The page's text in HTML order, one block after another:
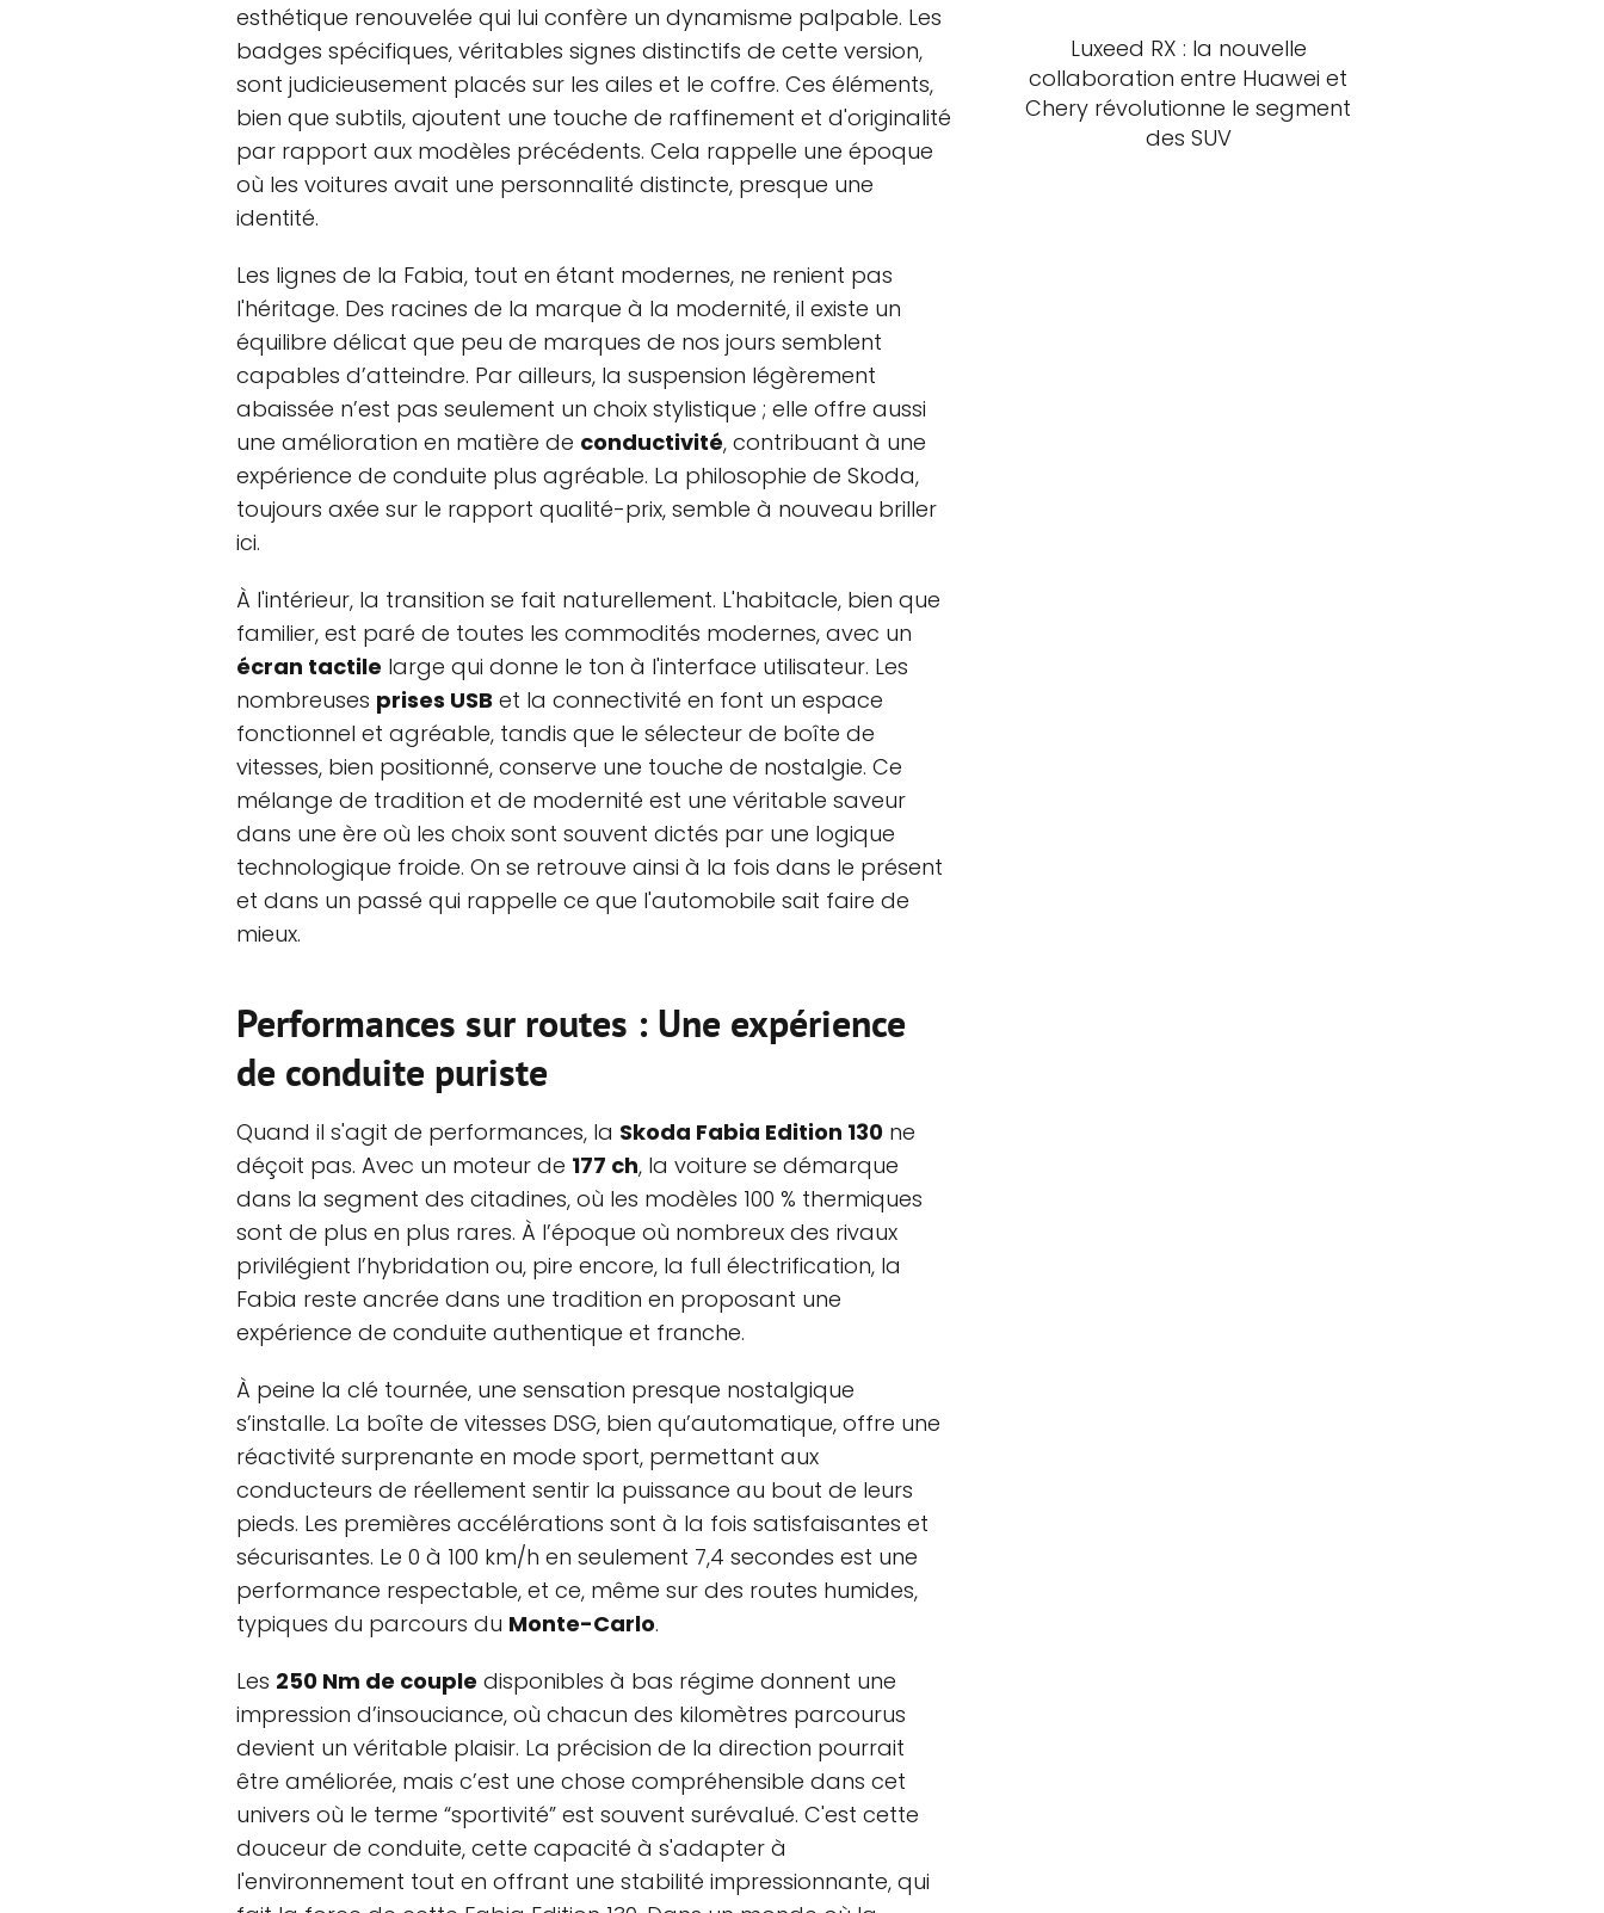
esthétique renouvelée qui lui confère un dynamisme palpable. Les
badges spécifiques, véritables signes distinctifs de cette version,
sont judicieusement placés sur les ailes et le coffre. Ces éléments,
bien que subtils, ajoutent une touche de raffinement et d'originalité
par rapport aux modèles précédents. Cela rappelle une époque
où les voitures avait une personnalité distincte, presque une
identité.
Les lignes de la Fabia, tout en étant modernes, ne renient pas
l'héritage. Des racines de la marque à la modernité, il existe un
équilibre délicat que peu de marques de nos jours semblent
capables d’atteindre. Par ailleurs, la suspension légèrement
abaissée n’est pas seulement un choix stylistique ; elle offre aussi
une amélioration en matière de conductivité, contribuant à une
expérience de conduite plus agréable. La philosophie de Skoda,
toujours axée sur le rapport qualité-prix, semble à nouveau briller
ici.
À l'intérieur, la transition se fait naturellement. L'habitacle, bien que
familier, est paré de toutes les commodités modernes, avec un
écran tactile large qui donne le ton à l'interface utilisateur. Les
nombreuses prises USB et la connectivité en font un espace
fonctionnel et agréable, tandis que le sélecteur de boîte de
vitesses, bien positionné, conserve une touche de nostalgie. Ce
mélange de tradition et de modernité est une véritable saveur
dans une ère où les choix sont souvent dictés par une logique
technologique froide. On se retrouve ainsi à la fois dans le présent
et dans un passé qui rappelle ce que l'automobile sait faire de
mieux.
Performances sur routes : Une expérience
de conduite puriste
Quand il s'agit de performances, la Skoda Fabia Edition 130 ne
déçoit pas. Avec un moteur de 177 ch, la voiture se démarque
dans la segment des citadines, où les modèles 100 % thermiques
sont de plus en plus rares. À l’époque où nombreux des rivaux
privilégient l’hybridation ou, pire encore, la full électrification, la
Fabia reste ancrée dans une tradition en proposant une
expérience de conduite authentique et franche.
À peine la clé tournée, une sensation presque nostalgique
s’installe. La boîte de vitesses DSG, bien qu’automatique, offre une
réactivité surprenante en mode sport, permettant aux
conducteurs de réellement sentir la puissance au bout de leurs
pieds. Les premières accélérations sont à la fois satisfaisantes et
sécurisantes. Le 0 à 100 km/h en seulement 7,4 secondes est une
performance respectable, et ce, même sur des routes humides,
typiques du parcours du Monte-Carlo.
Les 250 Nm de couple disponibles à bas régime donnent une
impression d’insouciance, où chacun des kilomètres parcourus
devient un véritable plaisir. La précision de la direction pourrait
être améliorée, mais c’est une chose compréhensible dans cet
univers où le terme “sportivité” est souvent surévalué. C'est cette
douceur de conduite, cette capacité à s'adapter à
l'environnement tout en offrant une stabilité impressionnante, qui
Luxeed RX : la nouvelle
collaboration entre Huawei et
Chery révolutionne le segment
des SUV